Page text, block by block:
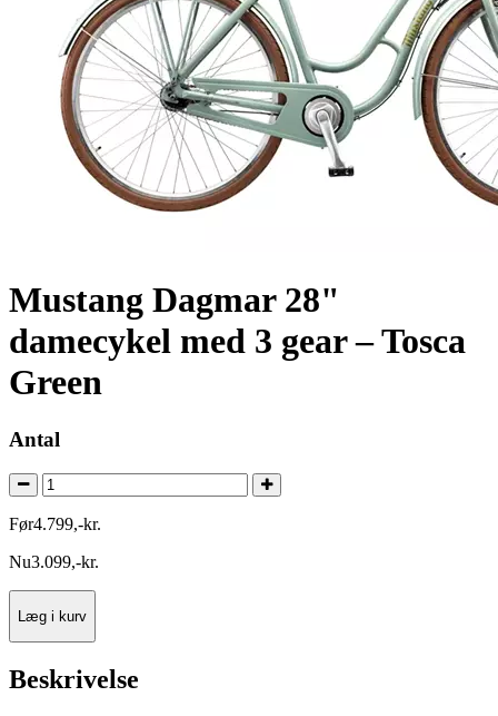
Mustang Dagmar 28"
damecykel med 3 gear – Tosca
Green
Antal
Før4.799,-kr.
Nu3.099,-kr.
Læg i kurv
Beskrivelse